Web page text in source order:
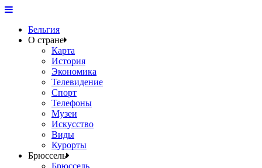
Бельгия
О стране
Карта
История
Экономика
Телевидение
Спорт
Телефоны
Музеи
Искусство
Виды
Курорты
Брюссель
Брюссель